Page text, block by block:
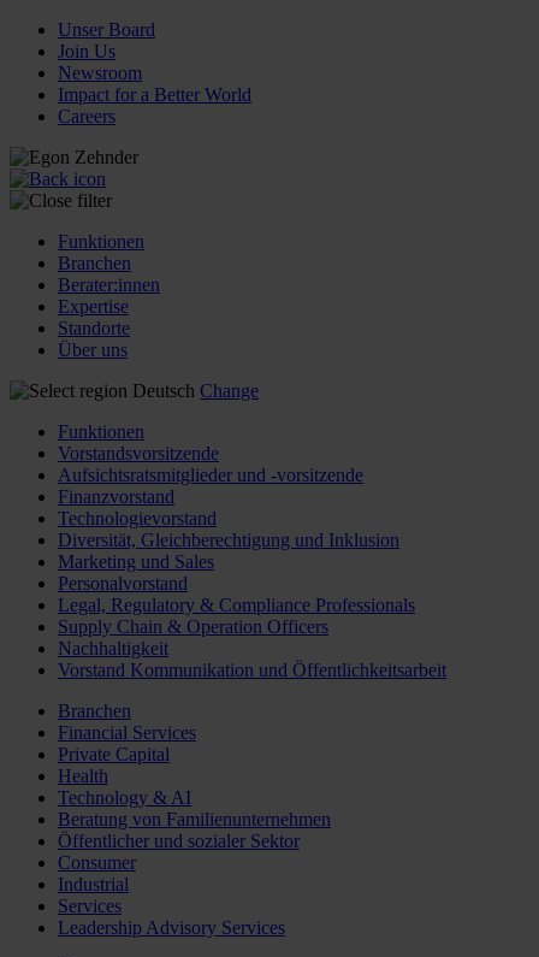
Unser Board
Join Us
Newsroom
Impact for a Better World
Careers
Funktionen
Branchen
Berater:innen
Expertise
Standorte
Über uns
Deutsch Change
Funktionen
Vorstandsvorsitzende
Aufsichtsratsmitglieder und -vorsitzende
Finanzvorstand
Technologievorstand
Diversität, Gleichberechtigung und Inklusion
Marketing und Sales
Personalvorstand
Legal, Regulatory & Compliance Professionals
Supply Chain & Operation Officers
Nachhaltigkeit
Vorstand Kommunikation und Öffentlichkeitsarbeit
Branchen
Financial Services
Private Capital
Health
Technology & AI
Beratung von Familienunternehmen
Öffentlicher und sozialer Sektor
Consumer
Industrial
Services
Leadership Advisory Services